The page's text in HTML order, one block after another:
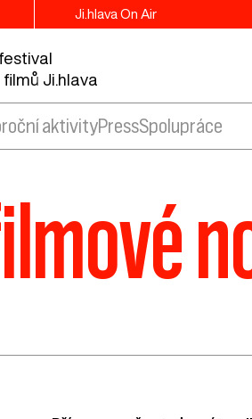
Ji.hlava On Air
Ji.hlava
aktivityPressSpolupráce